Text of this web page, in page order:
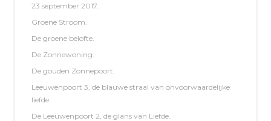
23 september 2017.
Groene Stroom.
De groene belofte.
De Zonnewoning.
De gouden Zonnepoort.
Leeuwenpoort 3, de blauwe straal van onvoorwaardelijke
liefde.
De Leeuwenpoort 2, de glans van Liefde.